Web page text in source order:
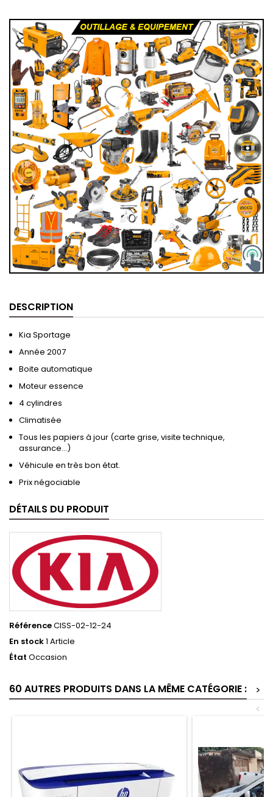
DESCRIPTION
Kia Sportage
Année 2007
Boite automatique
Moteur essence
4 cylindres
Climatisée
Tous les papiers à jour (carte grise, visite technique,
assurance…)
Véhicule en très bon état.
Prix négociable
DÉTAILS DU PRODUIT
RéférenceCISS-02-12-24
En stock1 Article
État Occasion
60 AUTRES PRODUITS DANS LA MÊME CATÉGORIE :
>
<